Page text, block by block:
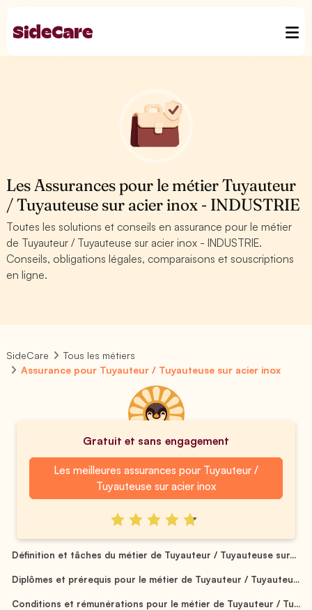
Les Assurances pour le métier Tuyauteur
/ Tuyauteuse sur acier inox - INDUSTRIE
Toutes les solutions et conseils en assurance pour le métier
de Tuyauteur / Tuyauteuse sur acier inox - INDUSTRIE.
Conseils, obligations légales, comparaisons et souscriptions
en ligne.
SideCare
Tous les métiers
Assurance pour Tuyauteur / Tuyauteuse sur acier inox
Gratuit et sans engagement
Les meilleures assurances pour Tuyauteur /
Tuyauteuse sur acier inox
Définition et tâches du métier de Tuyauteur / Tuyauteuse sur...
Diplômes et prérequis pour le métier de Tuyauteur / Tuyauteu...
Conditions et rémunérations pour le métier de Tuyauteur / Tu...